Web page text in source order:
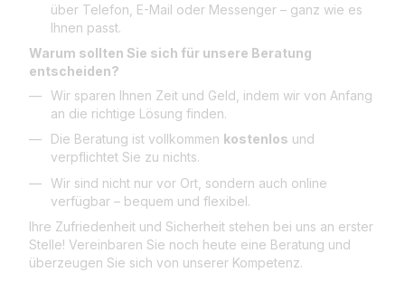
über Telefon, E-Mail oder Messenger – ganz wie es
Ihnen passt.
Warum sollten Sie sich für unsere Beratung
entscheiden?
Wir sparen Ihnen Zeit und Geld, indem wir von Anfang
an die richtige Lösung finden.
Die Beratung ist vollkommen kostenlos und
verpflichtet Sie zu nichts.
Wir sind nicht nur vor Ort, sondern auch online
verfügbar – bequem und flexibel.
Ihre Zufriedenheit und Sicherheit stehen bei uns an erster
Stelle! Vereinbaren Sie noch heute eine Beratung und
überzeugen Sie sich von unserer Kompetenz.